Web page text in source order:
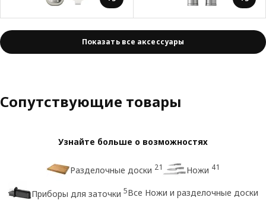
Показать все аксессуары
Сопутствующие товары
Узнайте больше о возможностях
Разделочные доски 21 Ножи 41
Приборы для заточки 5Все Ножи и разделочные доски